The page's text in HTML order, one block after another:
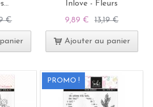
€
Inlove - Fleurs
9,89 € 13,19 €
Ajouter au panier
PROMO !